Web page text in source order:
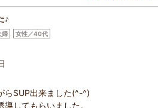
♪
婦 女性／40代
らSUP出来ました(^-^)
してもらいました。